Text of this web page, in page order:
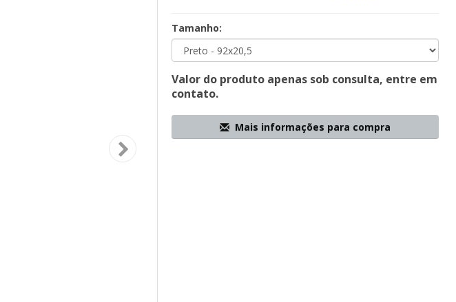
Tamanho:
Valor do produto apenas sob consulta, entre em
contato.
Mais informações para compra